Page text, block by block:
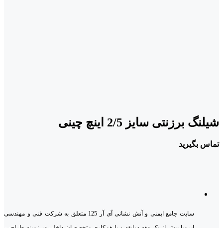
شیلنگ برزنتی سایز 2/5 اینچ چینی
تماس بگیرید
سایت جامع ایمنی و آتش نشانی آی آر 125 متعلق به شرکت فنی و مهندسی